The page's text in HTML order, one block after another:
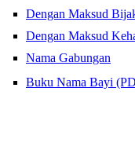
Dengan Maksud
Dengan Maksud
Nama Gabungan
Buku Nama Bayi